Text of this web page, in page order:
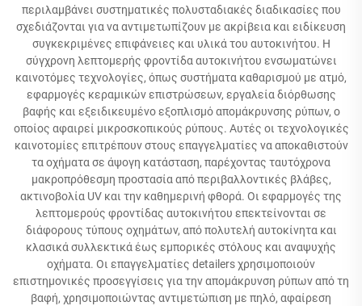
περιλαμβάνει συστηματικές πολυσταδιακές διαδικασίες που
σχεδιάζονται για να αντιμετωπίζουν με ακρίβεια και ειδίκευση
συγκεκριμένες επιφάνειες και υλικά του αυτοκινήτου. Η
σύγχρονη λεπτομερής φροντίδα αυτοκινήτου ενσωματώνει
καινοτόμες τεχνολογίες, όπως συστήματα καθαρισμού με ατμό,
εφαρμογές κεραμικών επιστρώσεων, εργαλεία διόρθωσης
βαφής και εξειδικευμένο εξοπλισμό απομάκρυνσης ρύπων, ο
οποίος αφαιρεί μικροσκοπικούς ρύπους. Αυτές οι τεχνολογικές
καινοτομίες επιτρέπουν στους επαγγελματίες να αποκαθιστούν
τα οχήματα σε άψογη κατάσταση, παρέχοντας ταυτόχρονα
μακροπρόθεσμη προστασία από περιβαλλοντικές βλάβες,
ακτινοβολία UV και την καθημερινή φθορά. Οι εφαρμογές της
λεπτομερούς φροντίδας αυτοκινήτου επεκτείνονται σε
διάφορους τύπους οχημάτων, από πολυτελή αυτοκίνητα και
κλασικά συλλεκτικά έως εμπορικές στόλους και αναψυχής
οχήματα. Οι επαγγελματίες detailers χρησιμοποιούν
επιστημονικές προσεγγίσεις για την απομάκρυνση ρύπων από τη
βαφή, χρησιμοποιώντας αντιμετώπιση με πηλό, αφαίρεση